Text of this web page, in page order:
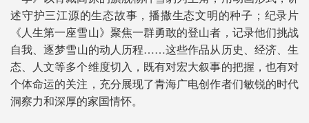
述守护三江源的生态故事，播撒生态文明的种子；纪录片
《人生第一座雪山》聚焦一群勇敢的登山者，记录他们挑战
自我、逐梦雪山的动人历程……这些作品从历史、经济、生
态、人文等多个维度切入，既有对宏大叙事的把握，也有对
个体命运的关注，充分展现了青海广电创作者们敏锐的时代
洞察力和深厚的家国情怀。